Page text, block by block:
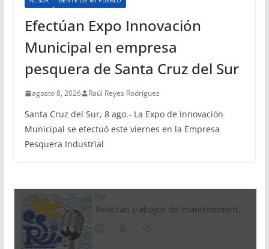
Efectúan Expo Innovación
Municipal en empresa
pesquera de Santa Cruz del Sur
agosto 8, 2026 Raúl Reyes Rodríguez
Santa Cruz del Sur, 8 ago.- La Expo de Innovación
Municipal se efectuó este viernes en la Empresa
Pesquera Industrial